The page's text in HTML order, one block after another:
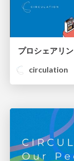
circulation